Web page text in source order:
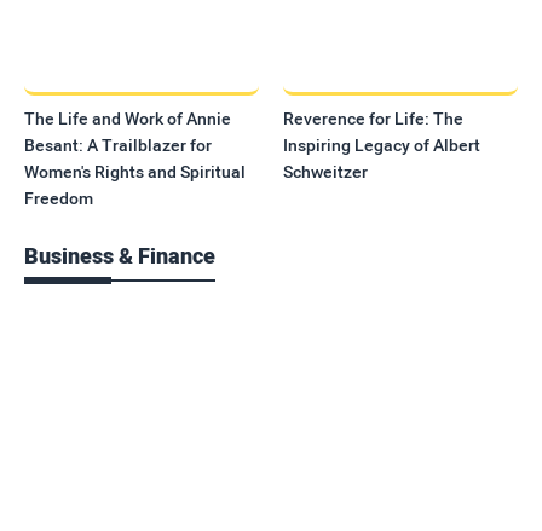
The Life and Work of Annie
Besant: A Trailblazer for
Women's Rights and Spiritual
Freedom
Reverence for Life: The
Inspiring Legacy of Albert
Schweitzer
Business & Finance